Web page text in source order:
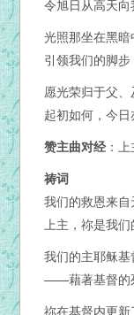
令旭日从高天向
光照那坐在黑
引领我们的脚步
愿光荣归于父
起初如何，今日
赞主曲对经：上
祷词
我们的救恩来自
上主，祢是我们
我们的主耶稣
——藉著基督的
祢在基督内更新